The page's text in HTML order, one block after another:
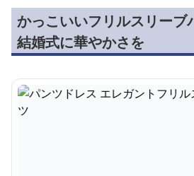
かっこいいフリルスリーブ
結婚式に華やかさを